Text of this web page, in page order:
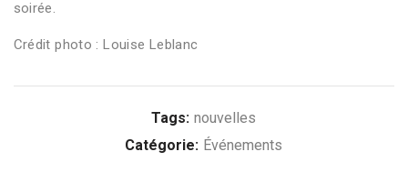
soirée.
Crédit photo : Louise Leblanc
Tags: nouvelles
Catégorie: Événements